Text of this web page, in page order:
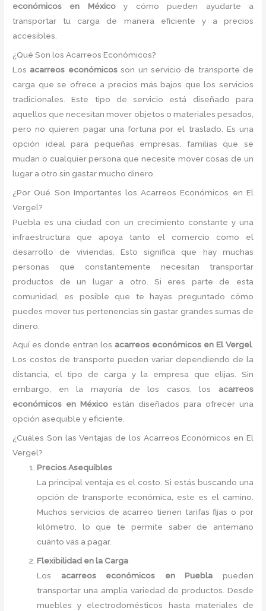
económicos en Méxicoy cómo pueden ayudarte a
transportar tu carga de manera eficiente y a precios
accesibles.
¿Qué Son los Acarreos Económicos?
Los acarreos económicosson un servicio de transporte de
carga que se ofrece a precios más bajos que los servicios
tradicionales. Este tipo de servicio está diseñado para
aquellos que necesitan mover objetos o materiales pesados,
pero no quieren pagar una fortuna por el traslado. Es una
opción ideal para pequeñas empresas, familias que se
mudan o cualquier persona que necesite mover cosas de un
lugar a otro sin gastar mucho dinero.
¿Por Qué Son Importantes los Acarreos Económicos en El
Vergel?
Puebla es una ciudad con un crecimiento constante y una
infraestructura que apoya tanto el comercio como el
desarrollo de viviendas. Esto significa que hay muchas
personas que constantemente necesitan transportar
productos de un lugar a otro. Si eres parte de esta
comunidad, es posible que te hayas preguntado cómo
puedes mover tus pertenencias sin gastar grandes sumas de
dinero.
Aquí es donde entran los acarreos económicos en El Vergel.
Los costos de transporte pueden variar dependiendo de la
distancia, el tipo de carga y la empresa que elijas. Sin
embargo, en la mayoría de los casos, los acarreos
económicos en México están diseñados para ofrecer una
opción asequible y eficiente.
¿Cuáles Son las Ventajas de los Acarreos Económicos en El
Vergel?
Precios Asequibles
La principal ventaja es el costo. Si estás buscando una
opción de transporte económica, este es el camino.
Muchos servicios de acarreo tienen tarifas fijas o por
kilómetro, lo que te permite saber de antemano
cuánto vas a pagar.
Flexibilidad en la Carga
Los acarreos económicos en Puebla pueden
transportar una amplia variedad de productos. Desde
muebles y electrodomésticos hasta materiales de